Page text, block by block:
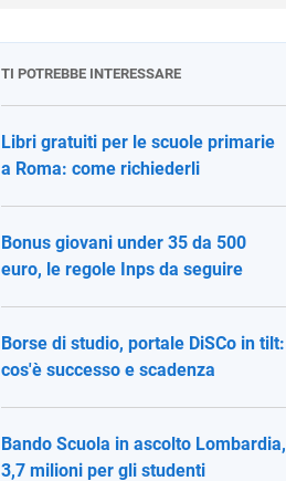
TI POTREBBE INTERESSARE
Libri gratuiti per le scuole primarie
a Roma: come richiederli
Bonus giovani under 35 da 500
euro, le regole Inps da seguire
Borse di studio, portale DiSCo in tilt:
cos'è successo e scadenza
Bando Scuola in ascolto Lombardia,
3,7 milioni per gli studenti